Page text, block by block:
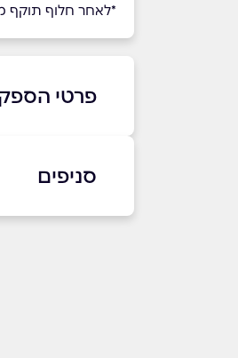
*לאחר חלוף תוקף
פרטי
באתר
סניפים
תל אביב יפו